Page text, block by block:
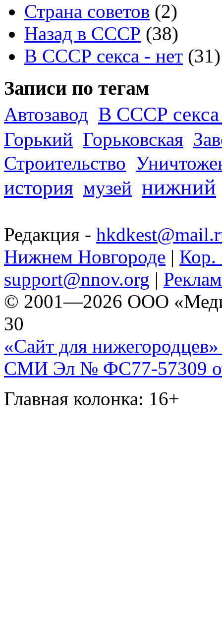
Страна советов (2)
Назад в СССР (38)
В СССР секса - нет (31)
Записи по тегам
Автозавод В СССР секса
Горький Горьковская
Строительство
история музей нижний
Редакция -
Нижнем Новгороде | Кор.
support@nnov.org |
© 2001—2026 ООО
30
«Сайт для нижегородцев»
СМИ Эл № ФС77-57309
Главная колонка: 16+